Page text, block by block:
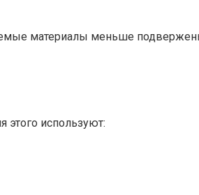
материалы меньше
этого используют: